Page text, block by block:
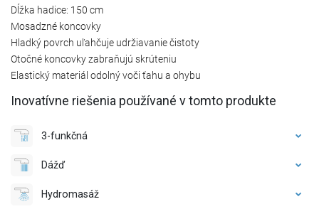
Dĺžka hadice: 150 cm
Mosadzné koncovky
Hladký povrch uľahčuje udržiavanie čistoty
Otočné koncovky zabraňujú skrúteniu
Elastický materiál odolný voči ťahu a ohybu
Inovatívne riešenia používané v tomto produkte
3-funkčná
Dážď
Hydromasáž